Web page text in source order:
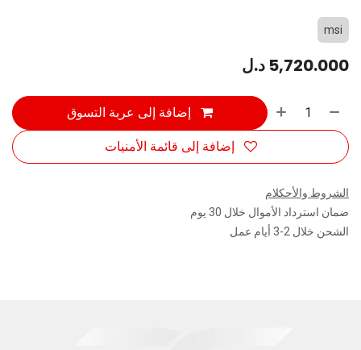
msi
5,720.000 د.ل
إضافة إلى عربة التسوق
إضافة إلى قائمة الأمنيات
الشروط والأحكلام
ضمان استرداد الأموال خلال 30 يوم
الشحن خلال 2-3 أيام عمل